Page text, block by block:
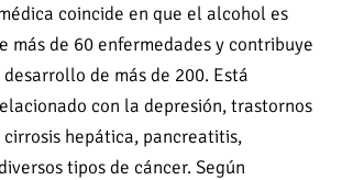
coincide en que el alcohol es
más de 60 enfermedades y contribuye
de más de 200. Está
con la depresión, trastornos
hepática, pancreatitis,
tipos de cáncer. Según